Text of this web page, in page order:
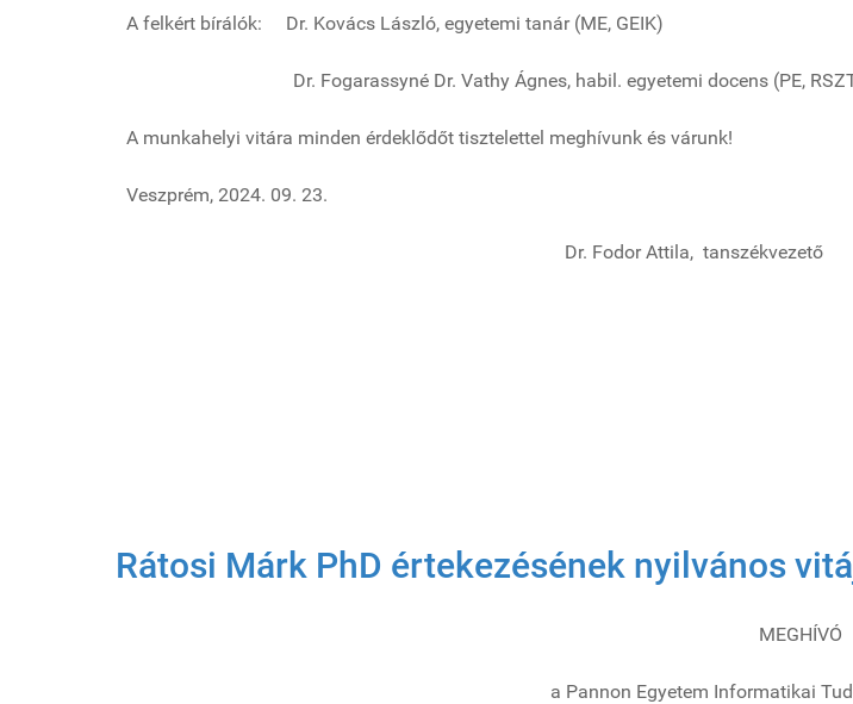
A felkért bírálók: Dr. Kovács László, egyetemi tanár (ME, GEIK)
Dr. Fogarassyné Dr. Vathy Ágnes, habil. egyetemi docens (PE,
A munkahelyi vitára minden érdeklődőt tisztelettel meghívunk és várunk!
Veszprém, 2024. 09. 23.
Dr. Fodor Attila, tanszékvezető
Rátosi Márk PhD értekezésének nyilvános
MEGHÍVÓ
a Pannon Egyetem Informatikai